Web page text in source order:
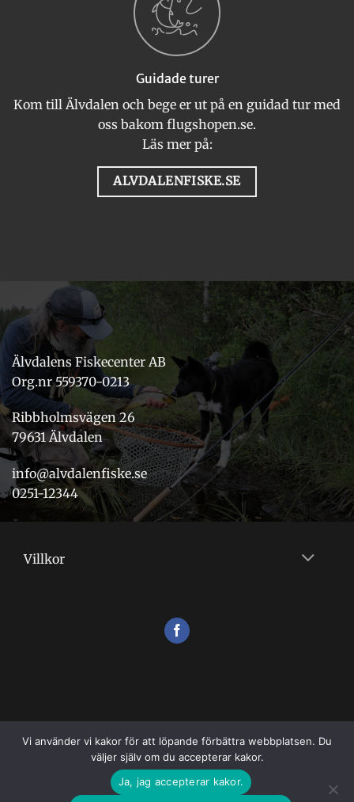
Guidade turer
Kom till Älvdalen och bege er ut på en guidad tur med
oss bakom flugshopen.se.
Läs mer på:
ALVDALENFISKE.SE
Älvdalens Fiskecenter AB
Org.nr 559370-0213
Ribbholmsvägen 26
79631 Älvdalen
info@alvdalenfiske.se
0251-12344
Villkor
Copyright 2026 ©Flugshopen
Vi använder vi kakor för att löpande förbättra webbplatsen. Du
väljer själv om du accepterar kakor.
Ja, jag accepterar kakor.